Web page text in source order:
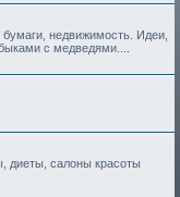
недвижимость. Идеи,
с медведями....
диеты, салоны красоты